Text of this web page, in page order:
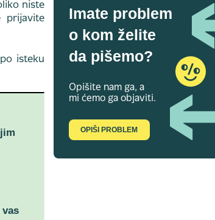
niste
prijavite
isteku
Imate problem
o kom želite
da pišemo?
Opišite nam ga, a
mi ćemo ga objaviti.
OPIŠI PROBLEM